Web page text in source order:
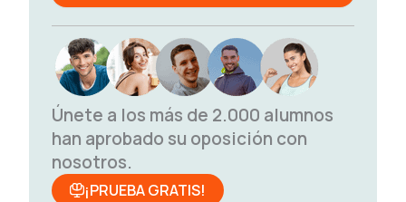
Únete a los más de 2.000 alumnos
han aprobado su oposición con
nosotros.
¡PRUEBA GRATIS!